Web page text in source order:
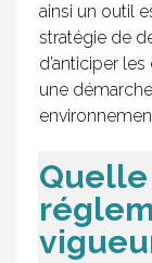
ainsi un outil
stratégie de
d’anticiper
une